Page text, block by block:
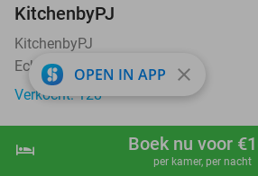
shopping_cart Boek nu
hotel Boek nu voor
per kamer, per nacht
KitchenbyPJ
KitchenbyPJ
Echt (10 km)
Verkocht: 128
OPEN IN APP close